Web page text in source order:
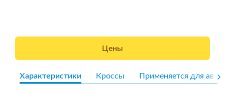
Цены
Характеристики Кроссы Применяется для авто